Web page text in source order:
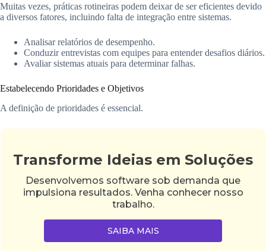
Muitas vezes, práticas rotineiras podem deixar de ser eficientes devido
a diversos fatores, incluindo falta de integração entre sistemas.
Analisar relatórios de desempenho.
Conduzir entrevistas com equipes para entender desafios diários.
Avaliar sistemas atuais para determinar falhas.
Estabelecendo Prioridades e Objetivos
A definição de prioridades é essencial.
Transforme Ideias em Soluções
Desenvolvemos software sob demanda que
impulsiona resultados. Venha conhecer nosso
trabalho.
SAIBA MAIS